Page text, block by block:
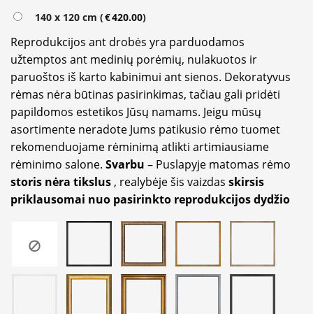
140 x 120 cm (€420.00)
Reprodukcijos ant drobės yra parduodamos
užtemptos ant medinių porėmių, nulakuotos ir
paruoštos iš karto kabinimui ant sienos. Dekoratyvus
rėmas nėra būtinas pasirinkimas, tačiau gali pridėti
papildomos estetikos Jūsų namams. Jeigu mūsų
asortimente neradote Jums patikusio rėmo tuomet
rekomenduojame rėminimą atlikti artimiausiame
rėminimo salone. Svarbu – Puslapyje matomas rėmo
storis nėra tikslus , realybėje šis vaizdas skirsis
priklausomai nuo pasirinkto reprodukcijos dydžio